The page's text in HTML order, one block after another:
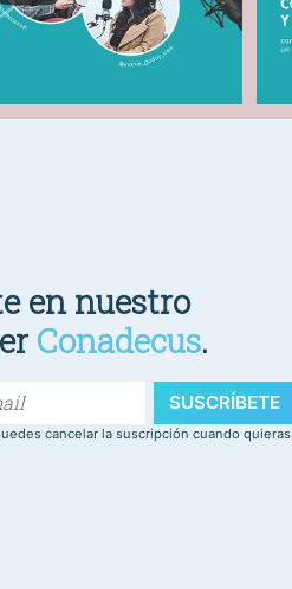
en nuestro
Conadecus.
SUSCRÍBETE
cancelar la suscripción cuando quieras